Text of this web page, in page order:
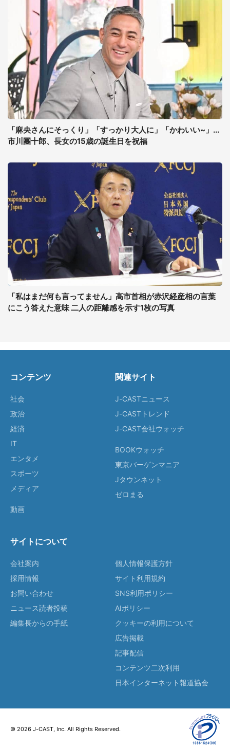
「麻央さんにそっくり」「すっかり大人に」「かわいい~」...
市川團十郎、長女の15歳の誕生日を祝福
「私はまだ何も言ってません」高市首相が赤沢経産相の言葉
にこう答えた意味 二人の距離感を示す1枚の写真
コンテンツ
社会
政治
経済
IT
エンタメ
スポーツ
メディア
動画
関連サイト
J-CASTニュース
J-CASTトレンド
J-CAST会社ウォッチ
BOOKウォッチ
東京バーゲンマニア
Jタウンネット
ゼロまる
サイトについて
会社案内
採用情報
お問い合わせ
ニュース読者投稿
編集長からの手紙
個人情報保護方針
サイト利用規約
SNS利用ポリシー
AIポリシー
クッキーの利用について
広告掲載
記事配信
コンテンツ二次利用
日本インターネット報道協会
© 2026 J-CAST, Inc. All Rights Reserved.